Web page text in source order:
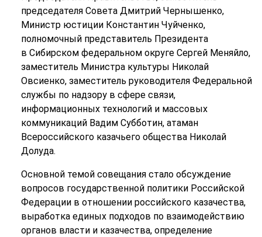
председателя Совета Дмитрий Чернышенко,
Министр юстиции Константин Чуйченко,
полномочный представитель Президента
в Сибирском федеральном округе Сергей Меняйло,
заместитель Министра культуры Николай
Овсиенко, заместитель руководителя Федеральной
службы по надзору в сфере связи,
информационных технологий и массовых
коммуникаций Вадим Субботин, атаман
Всероссийского казачьего общества Николай
Долуда.
Основной темой совещания стало обсуждение
вопросов государственной политики Российской
Федерации в отношении российского казачества,
выработка единых подходов по взаимодействию
органов власти и казачества, определение